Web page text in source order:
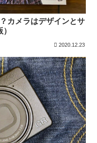
カメラはデザインとサ
2020.12.23